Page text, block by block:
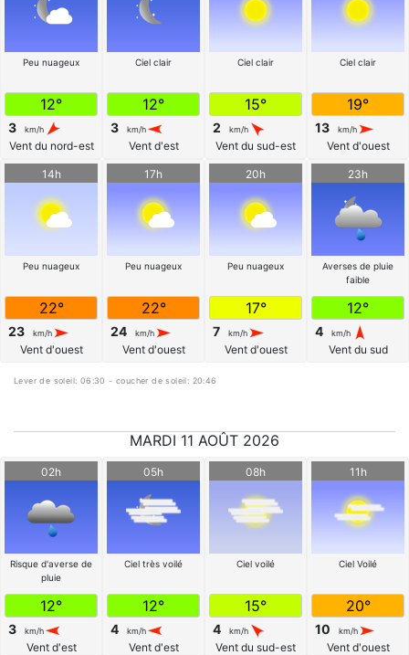
Peu nuageux
12°
3 km/h
Vent du nord-est
Ciel clair
12°
3 km/h
Vent d'est
Ciel clair
15°
2 km/h
Vent du sud-est
Ciel clair
19°
13 km/h
Vent d'ouest
14h
Peu nuageux
22°
23 km/h
Vent d'ouest
17h
Peu nuageux
22°
24 km/h
Vent d'ouest
20h
Peu nuageux
17°
7 km/h
Vent d'ouest
23h
Averses de pluie
faible
12°
4 km/h
Vent du sud
Lever de soleil: 06:30 - coucher de soleil: 20:46
MARDI 11 AOÛT 2026
02h
Risque d'averse de
pluie
12°
3 km/h
Vent d'est
05h
Ciel très voilé
12°
4 km/h
Vent d'est
08h
Ciel voilé
15°
4 km/h
Vent du sud-est
11h
Ciel Voilé
20°
10 km/h
Vent d'ouest